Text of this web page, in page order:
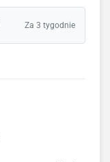
Za 3 tygodnie